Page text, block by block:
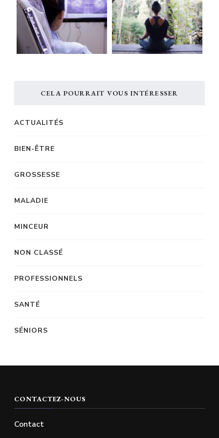
CELA POURRAIT VOUS INTÉRESSER
ACTUALITÉS
BIEN-ÊTRE
GROSSESSE
MALADIE
MINCEUR
NON CLASSÉ
PROFESSIONNELS
SANTÉ
SÉNIORS
CONTACTEZ-NOUS
Contact